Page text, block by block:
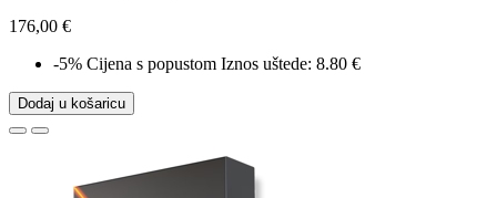
176,00 €
-5% Cijena s popustom Iznos uštede: 8.80 €
Dodaj u košaricu